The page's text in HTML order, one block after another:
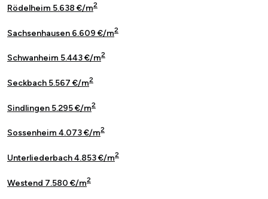
Rödelheim 5.638 €/m2
Sachsenhausen 6.609 €/m2
Schwanheim 5.443 €/m2
Seckbach 5.567 €/m2
Sindlingen 5.295 €/m2
Sossenheim 4.073 €/m2
Unterliederbach 4.853 €/m2
Westend 7.580 €/m2